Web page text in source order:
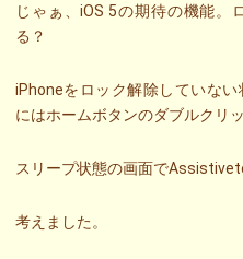
じゃぁ、iOS 5の期待の機能。
る？
iPhoneをロック解除していな
にはホームボタンのダブルクリッ
スリープ状態の画面で
考えました。